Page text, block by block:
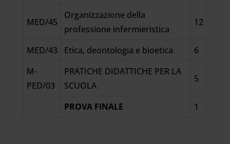
MED/45
Organizzazione della
professione infermieristica
12
MED/43 Etica, deontologia e bioetica
6
M-
PED/03
PRATICHE DIDATTICHE PER LA
SCUOLA
5
PROVA FINALE 1